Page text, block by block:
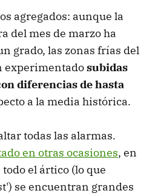
agregados: aunque la
del mes de marzo ha
grado, las zonas frías del
experimentadosubidas
diferencias de hasta
a la media histórica.
todas las alarmas.
en otras ocasiones, en
el ártico (lo que
se encuentran grandes